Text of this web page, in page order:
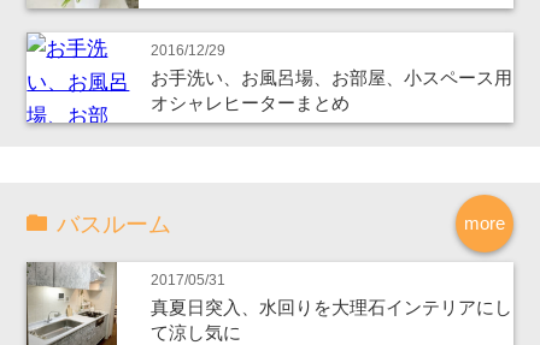
2016/12/29
お手洗い、お風呂場、お部屋、小スペース用
オシャレヒーターまとめ
more
バスルーム
2017/05/31
真夏日突入、水回りを大理石インテリアにし
て涼し気に